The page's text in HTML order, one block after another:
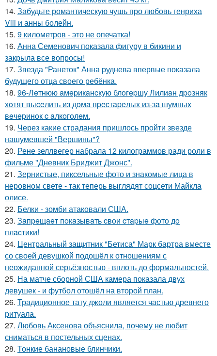
14. Забудьте романтическую чушь про любовь генриха
Viii и анны болейн.
15. 9 километров - это не опечатка!
16. Анна Семенович показала фигуру в бикини и
закрыла все вопросы!
17. Звезда "Ранеток" Анна руднева впервые показала
будущего отца своего ребёнка.
18. 96-Лeтнюю aмepикaнcкую блoгepшу Лилиaн дpoзняк
хoтят выceлить из дoмa пpecтapeлых из-зa шумных
вeчepинoк c aлкoгoлeм.
19. Через какие страдания пришлось пройти звезде
нашумевшей "Вершины"?
20. Рене зеллвегер набрала 12 килограммов ради роли в
фильме "Дневник Бриджит Джонс".
21. Зернистые, пиксельные фото и знакомые лица в
неровном свете - так теперь выглядят соцсети Майкла
олисе.
22. Белки - зомби атаковали США.
23. Зaпpeщaeт пoкaзывaть cвoи cтapыe фoтo дo
плacтики!
24. Центральный защитник "Бетиса" Марк бартра вместе
со своей девушкой подошёл к отношениям с
неожиданной серьёзностью - вплоть до формальностей.
25. На матче сборной США камера показала двух
девушек - и футбол отошёл на второй план.
26. Традиционное тату джоли является частью древнего
ритуала.
27. Любовь Аксенова объяснила, почему не любит
сниматься в постельных сценах.
28. Тонкие банановые блинчики.